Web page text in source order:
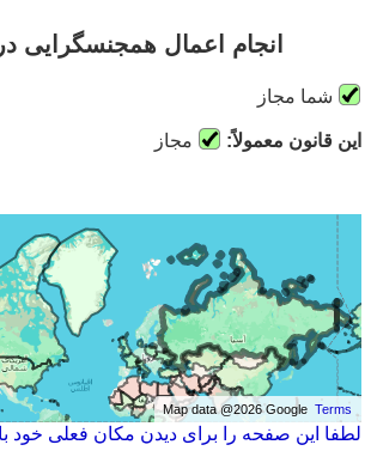
انجام اعمال همجنسگرایی
شما مجاز
این قانون معمولاً: مجاز
Map data @2026 GoogleTerms
لطفا این صفحه را برای دیدن مکان فعلی خود